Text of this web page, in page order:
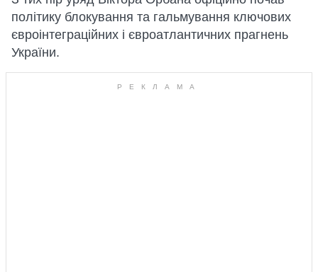
політику блокування та гальмування ключових
євроінтеграційних і євроатлантичних прагнень
України.